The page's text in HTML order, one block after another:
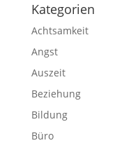
Kategorien
Achtsamkeit
Angst
Auszeit
Beziehung
Bildung
Büro